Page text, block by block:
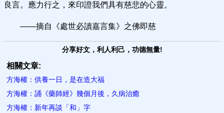
良言。應力行之，來印證我們具有慈悲的心靈。
——摘自《處世必讀嘉言集》之佛即慈
分享好文，利人利己，功德無量!
相關文章:
方海權：供養一日，是在造大福
方海權：誦《藥師經》幾個月後，久病治癒
方海權：新年再談「和」字